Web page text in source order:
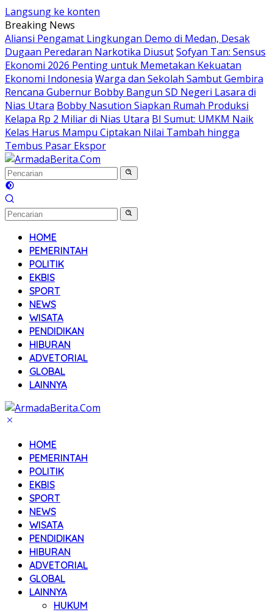
Langsung ke konten
Breaking News
Aliansi Pengamat Lingkungan Demo di Medan, Desak
Dugaan Peredaran Narkotika DiusutSofyan Tan: Sensus
Ekonomi 2026 Penting untuk Memetakan Kekuatan
Ekonomi Indonesia Warga dan Sekolah Sambut Gembira
Rencana Gubernur Bobby Bangun SD Negeri Lasara di
Nias Utara Bobby Nasution Siapkan Rumah Produksi
Kelapa Rp 2 Miliar di Nias Utara BI Sumut: UMKM Naik
Kelas Harus Mampu Ciptakan Nilai Tambah hingga
Tembus Pasar Ekspor
HOME
PEMERINTAH
POLITIK
EKBIS
SPORT
NEWS
WISATA
PENDIDIKAN
HIBURAN
ADVETORIAL
GLOBAL
LAINNYA
HOME
PEMERINTAH
POLITIK
EKBIS
SPORT
NEWS
WISATA
PENDIDIKAN
HIBURAN
ADVETORIAL
GLOBAL
LAINNYA
HUKUM